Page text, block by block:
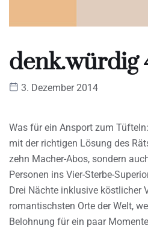
denk.würdig
3. Dezember 2014
Was für ein Ansport zum
mit der richtigen Lösung des
zehn Macher-Abos, sondern
Personen ins Vier-Sterbe-
Drei Nächte inklusive köstlicher
romantischsten Orte der Welt,
Belohnung für ein paar